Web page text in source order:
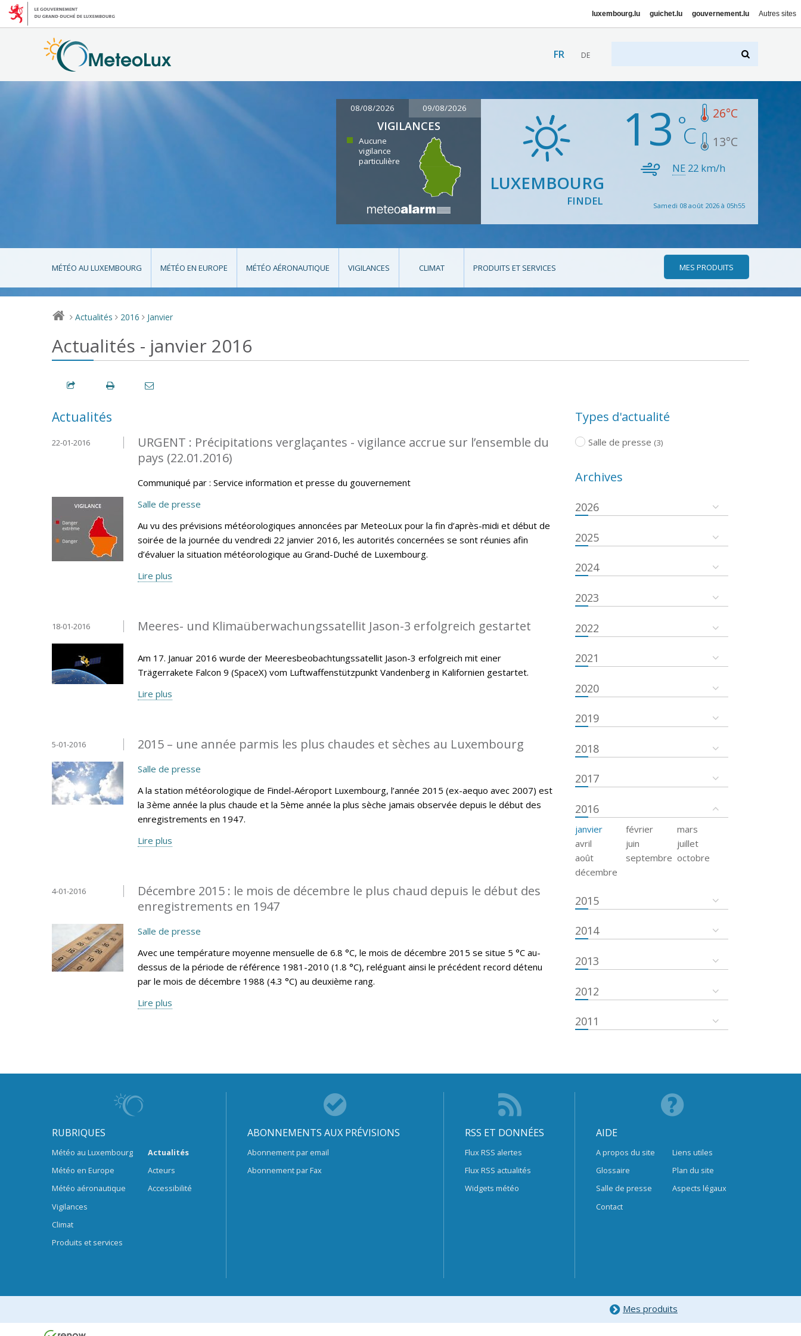
luxembourg.lu guichet.lu gouvernement.lu Autres sites
FR DE
08/08/2026 09/08/2026
VIGILANCES
Aucune
vigilance
particulière
LUXEMBOURG
FINDEL
13 26°C
13°C
NE 22 km/h
Samedi 08 août 2026 à 05h55
MÉTÉO AU LUXEMBOURG MÉTÉO EN EUROPE MÉTÉO AÉRONAUTIQUE VIGILANCES CLIMAT PRODUITS ET SERVICES MES PRODUITS
> Actualités > 2016 > Janvier
Actualités - janvier 2016
Actualités
URGENT : Précipitations verglaçantes - vigilance accrue sur l’ensemble du
pays (22.01.2016)
Communiqué par : Service information et presse du gouvernement
22-01-2016
Salle de presse
Au vu des prévisions météorologiques annoncées par MeteoLux pour la fin d’après-midi et début de
soirée de la journée du vendredi 22 janvier 2016, les autorités concernées se sont réunies afin
d’évaluer la situation météorologique au Grand-Duché de Luxembourg.
Lire plus
Meeres- und Klimaüberwachungssatellit Jason-3 erfolgreich gestartet
18-01-2016
Am 17. Januar 2016 wurde der Meeresbeobachtungssatellit Jason-3 erfolgreich mit einer
Trägerrakete Falcon 9 (SpaceX) vom Luftwaffenstützpunkt Vandenberg in Kalifornien gestartet.
Lire plus
2015 – une année parmis les plus chaudes et sèches au Luxembourg
5-01-2016
Salle de presse
A la station météorologique de Findel-Aéroport Luxembourg, l’année 2015 (ex-aequo avec 2007) est
la 3ème année la plus chaude et la 5ème année la plus sèche jamais observée depuis le début des
enregistrements en 1947.
Lire plus
Décembre 2015 : le mois de décembre le plus chaud depuis le début des
enregistrements en 1947
4-01-2016
Salle de presse
Avec une température moyenne mensuelle de 6.8 °C, le mois de décembre 2015 se situe 5 °C au-
dessus de la période de référence 1981-2010 (1.8 °C), reléguant ainsi le précédent record détenu
par le mois de décembre 1988 (4.3 °C) au deuxième rang.
Lire plus
Types d'actualité
Salle de presse (3)
Archives
2026
2025
2024
2023
2022
2021
2020
2019
2018
2017
2016
janvier février
mars
avril
juin
juillet
août
septembre octobre
décembre
2015
2014
2013
2012
2011
RUBRIQUES
Météo au Luxembourg
Météo en Europe
Météo aéronautique
Vigilances
Climat
Produits et services
Actualités
Acteurs
Accessibilité
ABONNEMENTS AUX PRÉVISIONS
Abonnement par email
Abonnement par Fax
RSS ET DONNÉES
Flux RSS alertes
Flux RSS actualités
Widgets météo
AIDE
A propos du site
Glossaire
Salle de presse
Contact
Liens utiles
Plan du site
Aspects légaux
Mes produits